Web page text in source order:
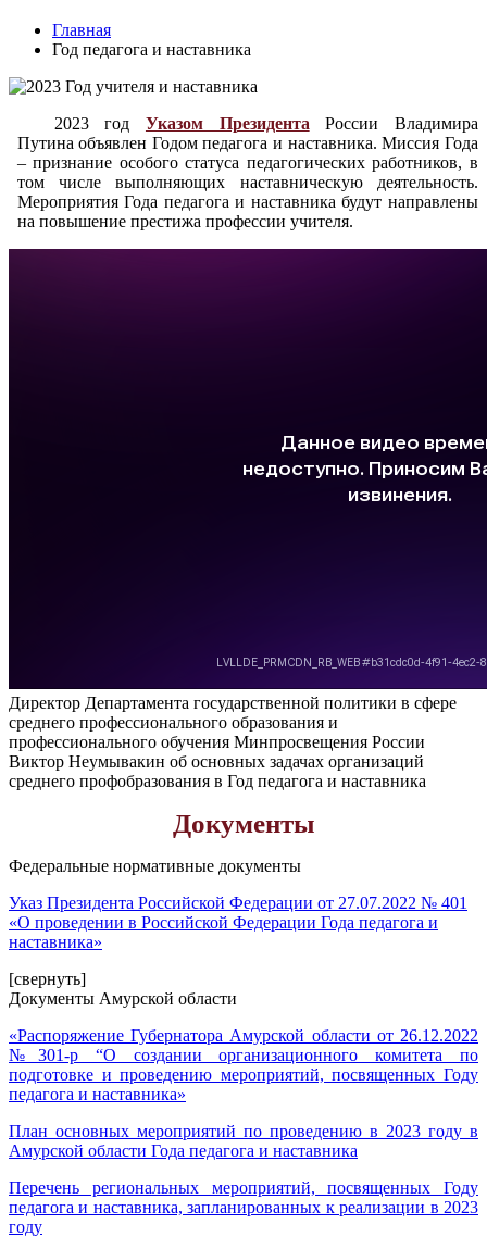
Главная
Год педагога и наставника
2023 год Указом Президента России Владимира
Путина объявлен Годом педагога и наставника. Миссия Года
– признание особого статуса педагогических работников, в
том числе выполняющих наставническую деятельность.
Мероприятия Года педагога и наставника будут направлены
на повышение престижа профессии учителя.
Директор Департамента государственной политики в сфере
среднего профессионального образования и
профессионального обучения Минпросвещения России
Виктор Неумывакин об основных задачах организаций
среднего профобразования в Год педагога и наставника
Документы
Федеральные нормативные документы
Указ Президента Российской Федерации от 27.07.2022 № 401
«О проведении в Российской Федерации Года педагога и
наставника»
[свернуть]
Документы Амурской области
«Распоряжение Губернатора Амурской области от 26.12.2022
№301-р “О создании организационного комитета по
подготовке и проведению мероприятий, посвященных Году
педагога и наставника»
План основных мероприятий по проведению в 2023 году в
Амурской области Года педагога и наставника
Перечень региональных мероприятий, посвященных Году
педагога и наставника, запланированных к реализации в 2023
году